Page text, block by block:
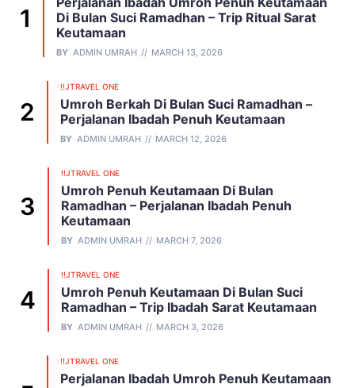
Di Bulan Suci Ramadhan – Trip Ritual Sarat
Keutamaan
BY ADMIN UMRAH MARCH 13, 2026
!!JTRAVEL ONE
Umroh Berkah Di Bulan Suci Ramadhan –
Perjalanan Ibadah Penuh Keutamaan
BY ADMIN UMRAH MARCH 12, 2026
!!JTRAVEL ONE
Umroh Penuh Keutamaan Di Bulan
Ramadhan – Perjalanan Ibadah Penuh
Keutamaan
BY ADMIN UMRAH MARCH 7, 2026
!!JTRAVEL ONE
Umroh Penuh Keutamaan Di Bulan Suci
Ramadhan – Trip Ibadah Sarat Keutamaan
BY ADMIN UMRAH MARCH 3, 2026
!!JTRAVEL ONE
Perjalanan Ibadah Umroh Penuh Keutamaan